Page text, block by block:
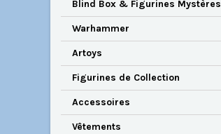
Blind Box & Figurines Mystères
Warhammer
Artoys
Figurines de Collection
Accessoires
Vêtements